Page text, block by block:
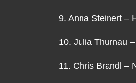
9. Anna Steinert –
10. Julia Thurnau
11. Chris Brandl –